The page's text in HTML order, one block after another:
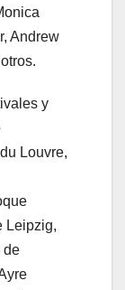
Andrew
y
Louvre,
Leipzig,
de